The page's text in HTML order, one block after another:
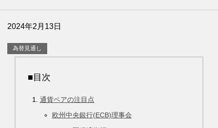
2024年2月13日
為替見通し
■目次
通貨ペアの注目点
欧州中央銀行(ECB)理事会